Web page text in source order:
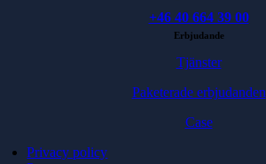
+46 40 664 39 00
Erbjudande
Tjänster
Paketerade erbjudanden
Case
Privacy policy